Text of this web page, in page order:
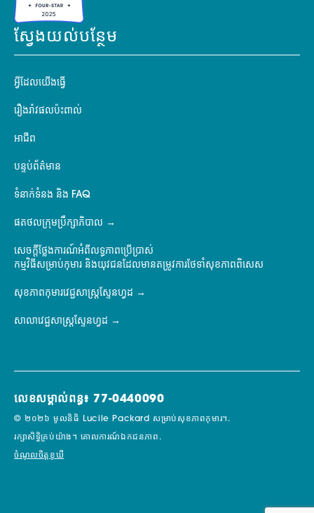
ស្វែងយល់បន្ថែម
អ្វីដែលយើងធ្វើ
រឿងរ៉ាវផលប៉ះពាល់
អាជីព
បន្ទប់ព័ត៌មាន
ទំនាក់ទំនង និង FAQ
ផតថលក្រុមប្រឹក្សាភិបាល
សេចក្តីថ្លែងការណ៍អំពីលទ្ធភាពប្រើប្រាស់
កម្មវិធីសម្រាប់កុមារ និងយុវជនដែលមានតម្រូវការថែទាំសុខភាពពិសេស
សុខភាពកុមារវេជ្ជសាស្ត្រស្ទែនហ្វដ
សាលាវេជ្ជសាស្ត្រស្ទែនហ្វដ
លេខសម្គាល់ពន្ធ៖ 77-0440090
© ២០២៦ មូលនិធិ Lucile Packard សម្រាប់សុខភាពកុមារ។.
រក្សាសិទ្ធិគ្រប់យ៉ាង។ គោលការណ៍ឯកជនភាព.
ចំណូលចិត្តខូឃី